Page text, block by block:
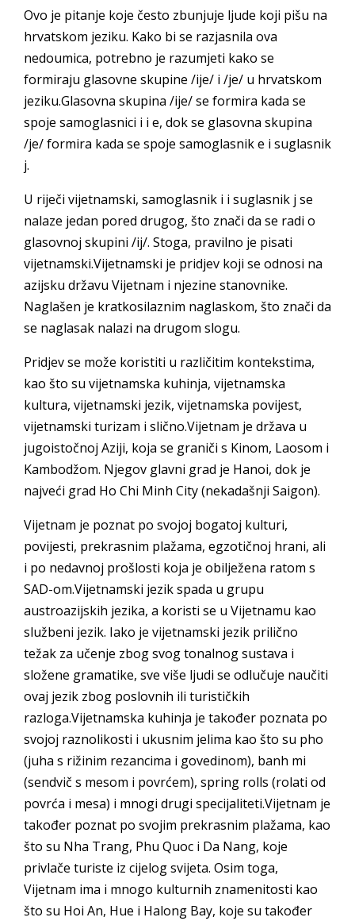
Ovo je pitanje koje često zbunjuje ljude koji pišu na
hrvatskom jeziku. Kako bi se razjasnila ova
nedoumica, potrebno je razumjeti kako se
formiraju glasovne skupine /ije/ i /je/ u hrvatskom
jeziku.Glasovna skupina /ije/ se formira kada se
spoje samoglasnici i i e, dok se glasovna skupina
/je/ formira kada se spoje samoglasnik e i suglasnik
j.
U riječi vijetnamski, samoglasnik i i suglasnik j se
nalaze jedan pored drugog, što znači da se radi o
glasovnoj skupini /ij/. Stoga, pravilno je pisati
vijetnamski.Vijetnamski je pridjev koji se odnosi na
azijsku državu Vijetnam i njezine stanovnike.
Naglašen je kratkosilaznim naglaskom, što znači da
se naglasak nalazi na drugom slogu.
Pridjev se može koristiti u različitim kontekstima,
kao što su vijetnamska kuhinja, vijetnamska
kultura, vijetnamski jezik, vijetnamska povijest,
vijetnamski turizam i slično.Vijetnam je država u
jugoistočnoj Aziji, koja se graniči s Kinom, Laosom i
Kambodžom. Njegov glavni grad je Hanoi, dok je
najveći grad Ho Chi Minh City (nekadašnji Saigon).
Vijetnam je poznat po svojoj bogatoj kulturi,
povijesti, prekrasnim plažama, egzotičnoj hrani, ali
i po nedavnoj prošlosti koja je obilježena ratom s
SAD-om.Vijetnamski jezik spada u grupu
austroazijskih jezika, a koristi se u Vijetnamu kao
službeni jezik. Iako je vijetnamski jezik prilično
težak za učenje zbog svog tonalnog sustava i
složene gramatike, sve više ljudi se odlučuje naučiti
ovaj jezik zbog poslovnih ili turističkih
razloga.Vijetnamska kuhinja je također poznata po
svojoj raznolikosti i ukusnim jelima kao što su pho
(juha s rižinim rezancima i govedinom), banh mi
(sendvič s mesom i povrćem), spring rolls (rolati od
povrća i mesa) i mnogi drugi specijaliteti.Vijetnam je
također poznat po svojim prekrasnim plažama, kao
što su Nha Trang, Phu Quoc i Da Nang, koje
privlače turiste iz cijelog svijeta. Osim toga,
Vijetnam ima i mnogo kulturnih znamenitosti kao
što su Hoi An, Hue i Halong Bay, koje su također